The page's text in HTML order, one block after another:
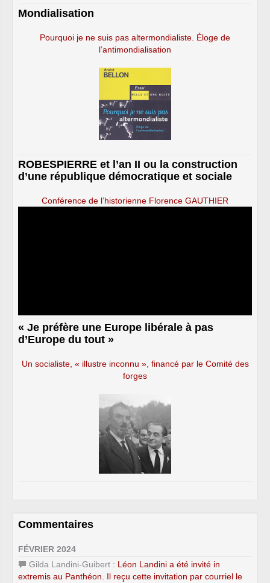
Mondialisation
Pourquoi je ne suis pas altermondialiste. Éloge de
l’antimondialisation
ROBESPIERRE et l’an II ou la construction
d’une république démocratique et sociale
Conférence de l’historienne Florence GAUTHIER
« Je préfère une Europe libérale à pas
d’Europe du tout »
Un socialiste, « illustre inconnu », financé par le Comité des
forges
Commentaires
FÉVRIER 2024
Gilda Landini-Guibert : Léon Landini a été invité in
extremis au Panthéon. Il reçu cette invitation par courriel le